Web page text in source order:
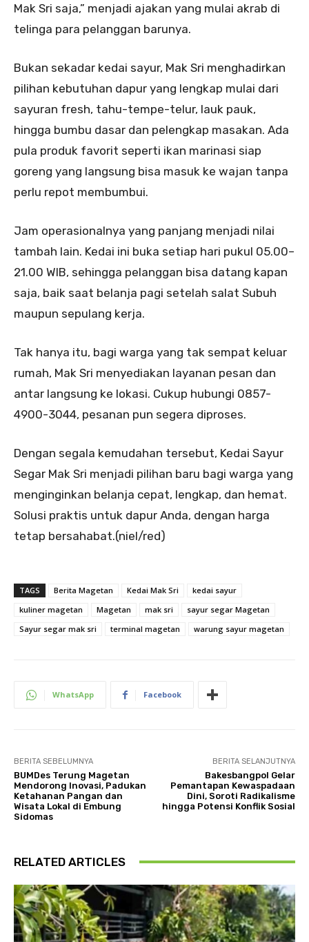
Mak Sri saja,” menjadi ajakan yang mulai akrab di
telinga para pelanggan barunya.
Bukan sekadar kedai sayur, Mak Sri menghadirkan
pilihan kebutuhan dapur yang lengkap mulai dari
sayuran fresh, tahu-tempe-telur, lauk pauk,
hingga bumbu dasar dan pelengkap masakan. Ada
pula produk favorit seperti ikan marinasi siap
goreng yang langsung bisa masuk ke wajan tanpa
perlu repot membumbui.
Jam operasionalnya yang panjang menjadi nilai
tambah lain. Kedai ini buka setiap hari pukul 05.00–
21.00 WIB, sehingga pelanggan bisa datang kapan
saja, baik saat belanja pagi setelah salat Subuh
maupun sepulang kerja.
Tak hanya itu, bagi warga yang tak sempat keluar
rumah, Mak Sri menyediakan layanan pesan dan
antar langsung ke lokasi. Cukup hubungi 0857-
4900-3044, pesanan pun segera diproses.
Dengan segala kemudahan tersebut, Kedai Sayur
Segar Mak Sri menjadi pilihan baru bagi warga yang
menginginkan belanja cepat, lengkap, dan hemat.
Solusi praktis untuk dapur Anda, dengan harga
tetap bersahabat.(niel/red)
TAGS Berita Magetan Kedai Mak Sri
kedai sayur
kuliner magetan
Magetan mak sri
sayur segar Magetan
Sayur segar mak sri
terminal magetan warung sayur magetan
WhatsApp Facebook
BERITA SEBELUMNYA
BUMDes Terung Magetan
Mendorong Inovasi, Padukan
Ketahanan Pangan dan
Wisata Lokal di Embung
Sidomas
BERITA SELANJUTNYA
Bakesbangpol Gelar
Pemantapan Kewaspadaan
Dini, Soroti Radikalisme
hingga Potensi Konflik Sosial
RELATED ARTICLES